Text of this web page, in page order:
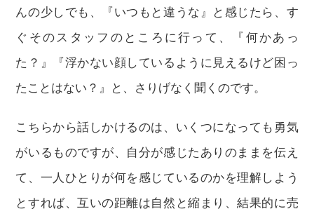
んの少しでも、『いつもと違うな』と感じたら、す
ぐそのスタッフのところに行って、『何かあっ
た？』『浮かない顔しているように見えるけど困っ
たことはない？』と、さりげなく聞くのです。
こちらから話しかけるのは、いくつになっても勇気
がいるものですが、自分が感じたありのままを伝え
て、一人ひとりが何を感じているのかを理解しよう
とすれば、互いの距離は自然と縮まり、結果的に売